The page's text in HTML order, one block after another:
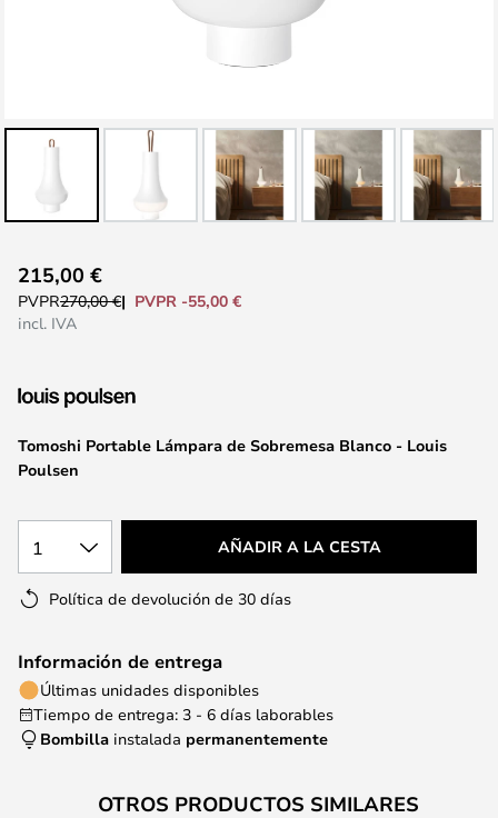
comienzo
galería
imágenes
Tomoshi Portable Lámpara de Sobremesa Blanco - Louis
Poulsen
215,00 €
PVPR270,00 €
PVPR -55,00 €
incl. IVA
1 AÑADIR A LA CESTA
Política de devolución de 30 días
Información de entrega
Últimas unidades disponibles
Tiempo de entrega: 3 - 6 días laborables
Bombilla instalada permanentemente
OTROS PRODUCTOS SIMILARES